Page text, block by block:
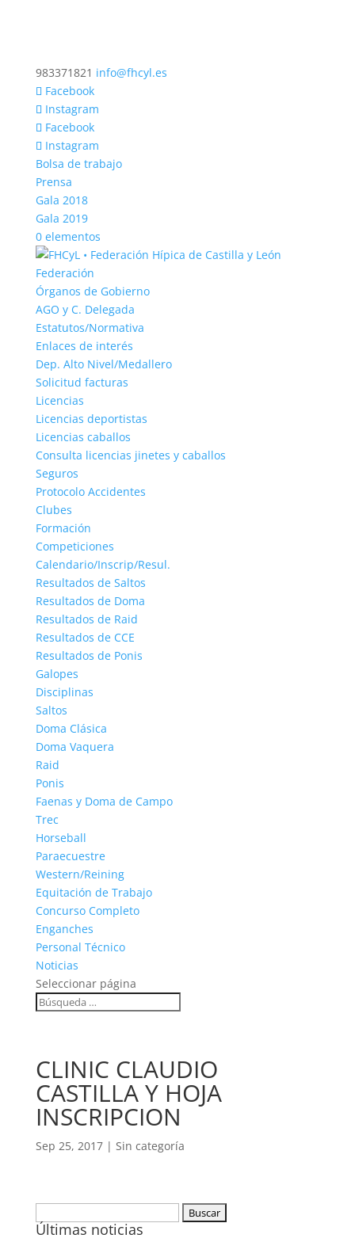
983371821 info@fhcyl.es
Facebook
Instagram
Facebook
Instagram
Bolsa de trabajo
Prensa
Gala 2018
Gala 2019
0 elementos
Federación
Órganos de Gobierno
AGO y C. Delegada
Estatutos/Normativa
Enlaces de interés
Dep. Alto Nivel/Medallero
Solicitud facturas
Licencias
Licencias deportistas
Licencias caballos
Consulta licencias jinetes y caballos
Seguros
Protocolo Accidentes
Clubes
Formación
Competiciones
Calendario/Inscrip/Resul.
Resultados de Saltos
Resultados de Doma
Resultados de Raid
Resultados de CCE
Resultados de Ponis
Galopes
Disciplinas
Saltos
Doma Clásica
Doma Vaquera
Raid
Ponis
Faenas y Doma de Campo
Trec
Horseball
Paraecuestre
Western/Reining
Equitación de Trabajo
Concurso Completo
Enganches
Personal Técnico
Noticias
Seleccionar página
CLINIC CLAUDIO
CASTILLA Y HOJA
INSCRIPCION
Sep 25, 2017| Sin categoría
Últimas noticias